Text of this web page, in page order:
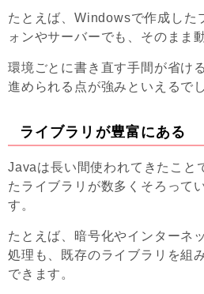
たとえば、Windowsで作成した
ォンやサーバーでも、そのまま
環境ごとに書き直す手間が省け
進められる点が強みといえるで
ライブラリが豊富にある
Javaは長い間使われてきたこと
たライブラリが数多くそろって
す。
たとえば、暗号化やインターネ
処理も、既存のライブラリを組
できます。